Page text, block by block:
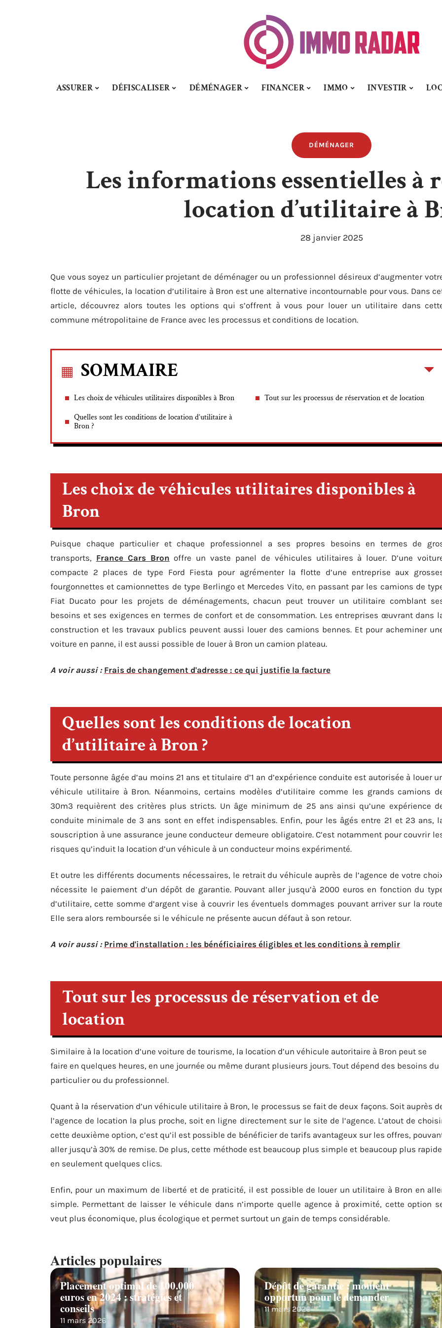
ASSURER DÉFISCALISER DÉMÉNAGER FINANCER IMMO INVESTIR
DÉMÉNAGER
Les informations essentielles à
location d’utilitaire à
28 janvier 2025
Que vous soyez un particulier projetant de déménager ou un professionnel désireux d’augmenter
flotte de véhicules, la location d’utilitaire à Bron est une alternative incontournable pour vous. Dans
article, découvrez alors toutes les options qui s’offrent à vous pour louer un utilitaire dans
commune métropolitaine de France avec les processus et conditions de location.
SOMMAIRE
Les choix de véhicules utilitaires disponibles à Bron
Quelles sont les conditions de location d’utilitaire à
Bron ?
Tout sur les processus de réservation et de location
Les choix de véhicules utilitaires disponibles à
Bron
Puisque chaque particulier et chaque professionnel a ses propres besoins en termes de
transports, France Cars Bron offre un vaste panel de véhicules utilitaires à louer. D’une
compacte 2 places de type Ford Fiesta pour agrémenter la flotte d’une entreprise aux
fourgonnettes et camionnettes de type Berlingo et Mercedes Vito, en passant par les camions de
Fiat Ducato pour les projets de déménagements, chacun peut trouver un utilitaire comblant
besoins et ses exigences en termes de confort et de consommation. Les entreprises œuvrant dans
construction et les travaux publics peuvent aussi louer des camions bennes. Et pour acheminer
voiture en panne, il est aussi possible de louer à Bron un camion plateau.
A voir aussi : Frais de changement d'adresse : ce qui justifie la facture
Quelles sont les conditions de location
d’utilitaire à Bron ?
Toute personne âgée d’au moins 21 ans et titulaire d’1 an d’expérience conduite est autorisée à louer
véhicule utilitaire à Bron. Néanmoins, certains modèles d’utilitaire comme les grands camions
30m3 requièrent des critères plus stricts. Un âge minimum de 25 ans ainsi qu’une expérience
conduite minimale de 3 ans sont en effet indispensables. Enfin, pour les âgés entre 21 et 23 ans,
souscription à une assurance jeune conducteur demeure obligatoire. C’est notamment pour couvrir
risques qu’induit la location d’un véhicule à un conducteur moins expérimenté.
Et outre les différents documents nécessaires, le retrait du véhicule auprès de l’agence de votre
nécessite le paiement d’un dépôt de garantie. Pouvant aller jusqu’à 2000 euros en fonction du
d’utilitaire, cette somme d’argent vise à couvrir les éventuels dommages pouvant arriver sur la
Elle sera alors remboursée si le véhicule ne présente aucun défaut à son retour.
A voir aussi : Prime d'installation : les bénéficiaires éligibles et les conditions à remplir
Tout sur les processus de réservation et de
location
Similaire à la location d’une voiture de tourisme, la location d’un véhicule autoritaire à Bron peut se
faire en quelques heures, en une journée ou même durant plusieurs jours. Tout dépend des besoins du
particulier ou du professionnel.
Quant à la réservation d’un véhicule utilitaire à Bron, le processus se fait de deux façons. Soit auprès
l’agence de location la plus proche, soit en ligne directement sur le site de l’agence. L’atout de
cette deuxième option, c’est qu’il est possible de bénéficier de tarifs avantageux sur les offres,
aller jusqu’à 30% de remise. De plus, cette méthode est beaucoup plus simple et beaucoup plus
en seulement quelques clics.
Enfin, pour un maximum de liberté et de praticité, il est possible de louer un utilitaire à Bron en
simple. Permettant de laisser le véhicule dans n’importe quelle agence à proximité, cette option
veut plus économique, plus écologique et permet surtout un gain de temps considérable.
Articles populaires
Placement optimal de 100.000
euros en 2024 : stratégies et
conseils
11 mars 2026
Dépôt de garantie : moment
opportun pour le demander
11 mars 2026